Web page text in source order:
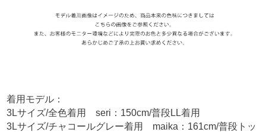
着用モデル：
3Lサイズ/全色着用 seri：150cm/普段LL着用
3Lサイズ/チャコールグレー着用 maika：161cm/普段トッ